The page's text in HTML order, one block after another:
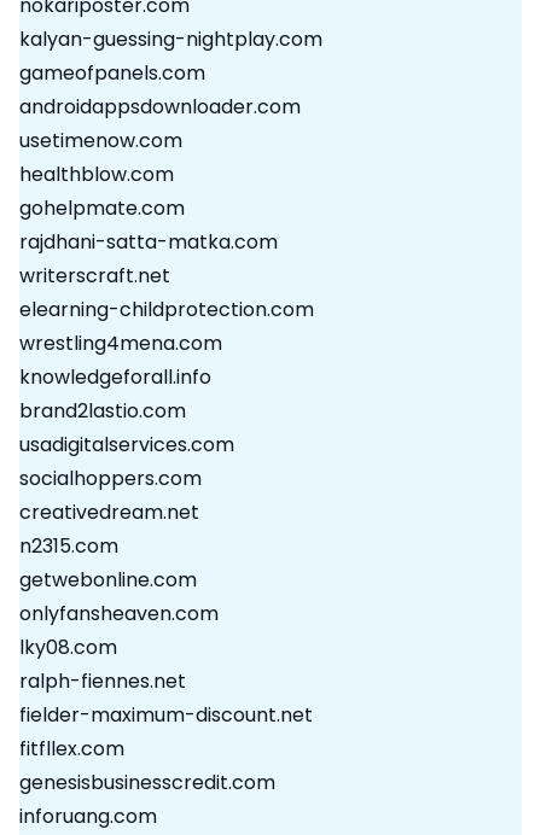
nokariposter.com
kalyan-guessing-nightplay.com
gameofpanels.com
androidappsdownloader.com
usetimenow.com
healthblow.com
gohelpmate.com
rajdhani-satta-matka.com
writerscraft.net
elearning-childprotection.com
wrestling4mena.com
knowledgeforall.info
brand2lastio.com
usadigitalservices.com
socialhoppers.com
creativedream.net
n2315.com
getwebonline.com
onlyfansheaven.com
lky08.com
ralph-fiennes.net
fielder-maximum-discount.net
fitfllex.com
genesisbusinesscredit.com
inforuang.com